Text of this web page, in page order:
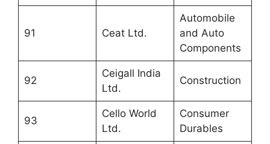
91 Ceat Ltd.
Automobile
and Auto
Components
92
Ceigall India
Ltd.
Construction
93
Cello World
Ltd.
Consumer
Durables